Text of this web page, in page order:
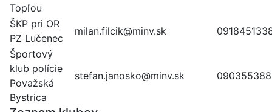
Topľou
ŠKP pri OR
PZ Lučenec
milan.filcik@minv.sk
Športový
klub polície
Považská
Bystrica
stefan.janosko@minv.sk